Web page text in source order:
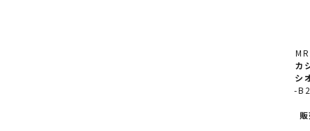
カ
シ
-